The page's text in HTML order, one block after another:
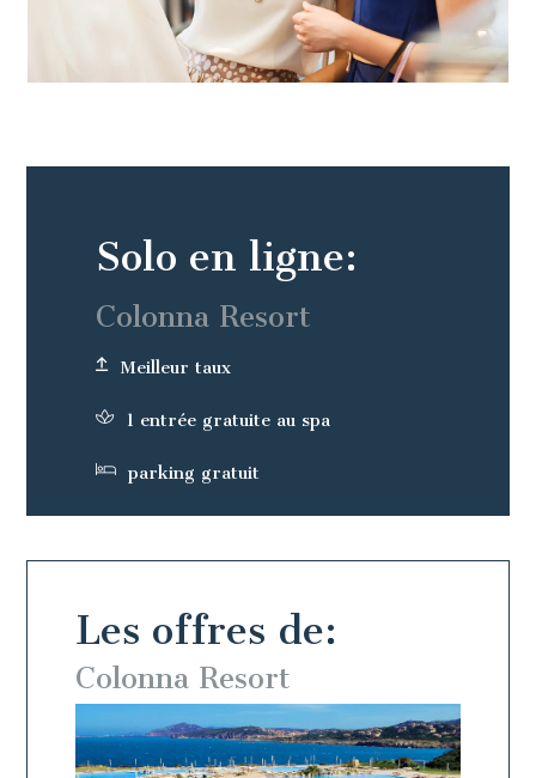
Les offres de:
Colonna Resort
Solo en ligne:
Colonna Resort
Meilleur taux
1 entrée gratuite au spa
parking gratuit